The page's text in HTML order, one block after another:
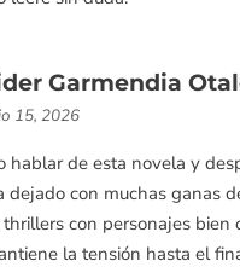
Garmendia
15, 2026
hablar de esta novela y
dejado con muchas ganas
con personajes bien
la tensión hasta el